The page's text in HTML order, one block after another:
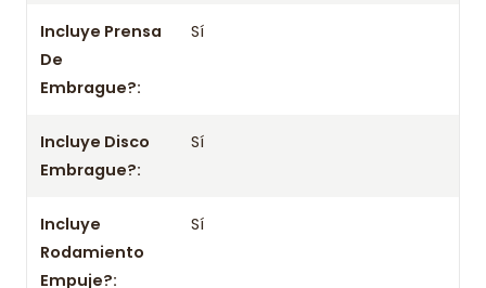
- Mejora el rendimiento y la confiabilidad con este kit.
vehículo.
Incluye Prensa
De
Embrague?:
Sí
Incluye Disco
Embrague?:
Sí
Incluye
Rodamiento
Empuje?:
Sí